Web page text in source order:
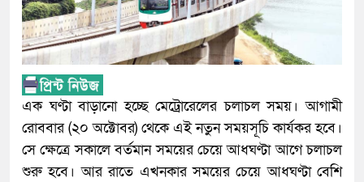
এক ঘণ্টা বাড়ানো হচ্ছে মেট্রোরেলের চলাচল সময়। আগামী
রোববার (২০ অক্টোবর) থেকে এই নতুন সময়সূচি কার্যকর হবে।
সে ক্ষেত্রে সকালে বর্তমান সময়ের চেয়ে আধঘণ্টা আগে চলাচল
শুরু হবে। আর রাতে এখনকার সময়ের চেয়ে আধঘণ্টা বেশি